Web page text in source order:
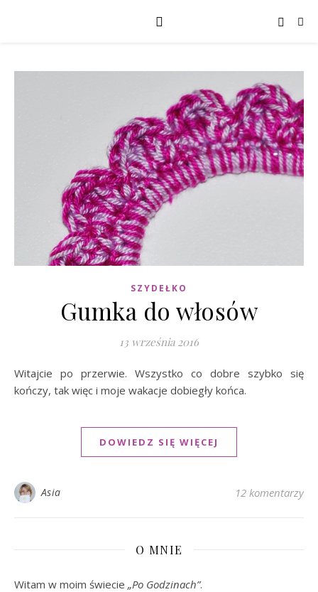
SZYDEŁKO
Gumka do włosów
13 września 2016
Witajcie po przerwie. Wszystko co dobre szybko się
kończy, tak więc i moje wakacje dobiegły końca.
DOWIEDZ SIĘ WIĘCEJ
Asia 12 komentarzy
O MNIE
Witam w moim świecie „Po Godzinach”.